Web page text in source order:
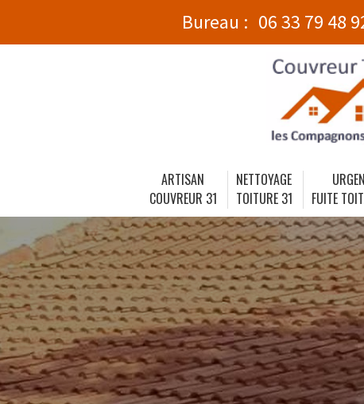
Bureau : 06 33 79 48
ARTISAN
COUVREUR 31
NETTOYAGE
TOITURE 31
FUITE